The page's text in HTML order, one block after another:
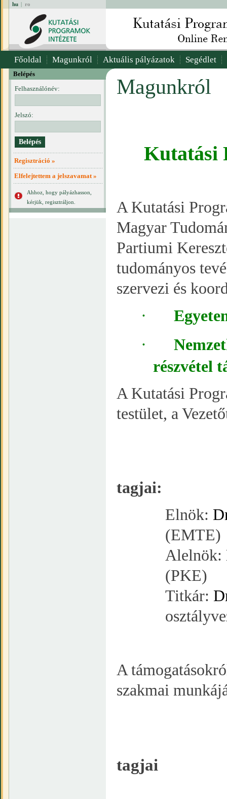
hu | ro
Főoldal Magunkról Aktuális pályázatok Segédlet
Belépés
Felhasználónév:
Jelszó:
Regisztráció »
Elfelejtettem a jelszavamat »
Ahhoz, hogy pályázhasson,
kérjük, regisztráljon.
Magunkról
Kutatási
A Kutatási
Magyar
Partiumi
tudományos
szervezi és
·
·
részvétel
A Kutatási
testület, a
tagjai:
Elnök:
(EMTE)
Alelnök:
(PKE)
Titkár:
A
szakmai
tagjai